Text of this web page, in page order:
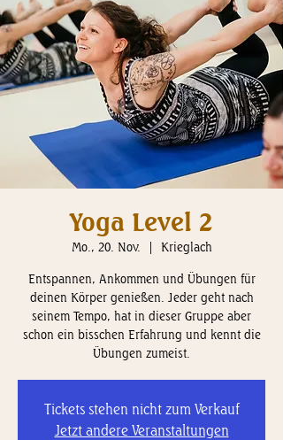
Yoga Level 2
Mo., 20. Nov.
  |
Krieglach
Entspannen, Ankommen und Übungen für
deinen Körper genießen. Jeder geht nach
seinem Tempo, hat in dieser Gruppe aber
schon ein bisschen Erfahrung und kennt die
Übungen zumeist.
Tickets stehen nicht zum Verkauf
Jetzt andere Veranstaltungen